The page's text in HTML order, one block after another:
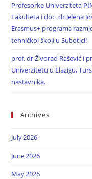
Profesorke Univerziteta
Fakulteta i doc. dr Jelena
Erasmus+ programa
tehničkoj školi u Subotici!
prof. dr Živorad Rašević i
Univerzitetu u Elazigu,
nastavnika.
Archives
July 2026
June 2026
May 2026